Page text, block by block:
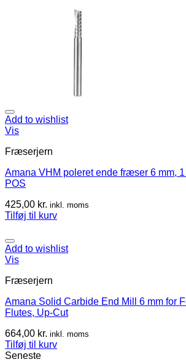
Add to wishlist
Vis
Fræserjern
Amana VHM poleret ende fræser 6 mm,
POS
425,00 kr. inkl. moms
Tilføj til kurv
Add to wishlist
Vis
Fræserjern
Amana Solid Carbide End Mill 6 mm for
Flutes, Up-Cut
664,00 kr. inkl. moms
Tilføj til kurv
Seneste